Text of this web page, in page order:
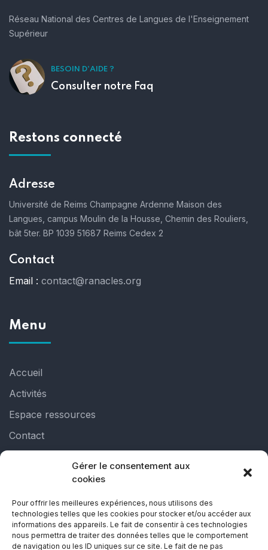
Gérer le consentement aux
cookies
Pour offrir les meilleures expériences, nous utilisons des
technologies telles que les cookies pour stocker et/ou accéder aux
informations des appareils. Le fait de consentir à ces technologies
nous permettra de traiter des données telles que le comportement
de navigation ou les ID uniques sur ce site. Le fait de ne pas
Réseau National des Centres de Langues de l'Enseignement
Supérieur
BESOIN D'AIDE ?
Consulter notre Faq
Restons connecté
Adresse
Université de Reims Champagne Ardenne Maison des
Langues, campus Moulin de la Housse, Chemin des Rouliers,
bât 5ter. BP 1039 51687 Reims Cedex 2
Contact
Email : contact@ranacles.org
Menu
Accueil
Activités
Espace ressources
Contact
Liens utiles
Politique de cookies (UE)
Déclaration de confidentialité (UE)